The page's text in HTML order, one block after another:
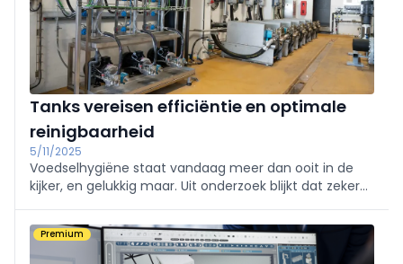
Tanks vereisen efficiëntie en optimale
reinigbaarheid
5/11/2025
Voedselhygiëne staat vandaag meer dan ooit in de
kijker, en gelukkig maar. Uit onderzoek blijkt dat zeker
een onvolledige reiniging van installaties.
Premium